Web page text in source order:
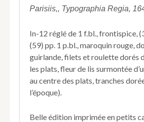
Christi
editionis.
Parisiis,, Typographia Regia,
In-12 réglé de 1 f.bl., frontispice,
(59) pp. 1 p.bl., maroquin rouge,
guirlande, filets et roulette dorés
les plats, fleur de lis surmontée
au centre des plats, tranches
l’époque).
Belle édition imprimée en petits